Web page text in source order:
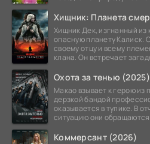
Хищник: Планета
Хищник Дек, изгнанный из
опасную планету Калиск.
своему отцу и всему
клана. Он встречает
Охота за тенью (2025)
Макао взывает к герою из
дерзкой бандой
оказывается в тупике. В
ситуацию они
Коммерсант (2026)